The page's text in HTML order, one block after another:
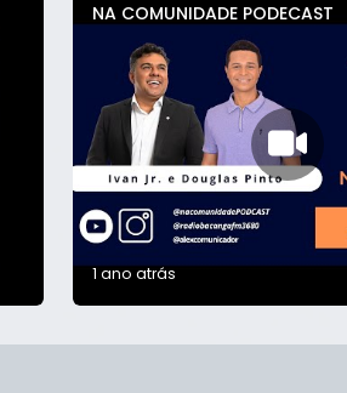
demais! A melhor programação da
NA COMUNIDADE PODECAST
1 ano atrás